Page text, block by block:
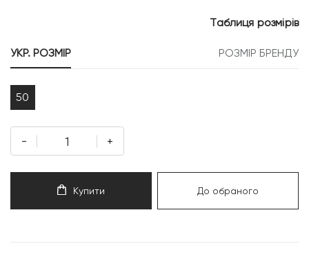
УКР. РОЗМІР
РОЗМІР БРЕНДУ
Таблиця розмірів
50
- +
Купити До обраного